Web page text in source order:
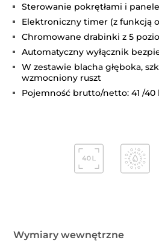
Sterowanie pokrętłami i
Elektroniczny timer (z funkcją
Chromowane drabinki z 5
Automatyczny wyłącznik
W zestawie blacha głęboka,
wzmocniony ruszt
Pojemność brutto/netto: 41 /40 l
Wymiary wewnętrzne